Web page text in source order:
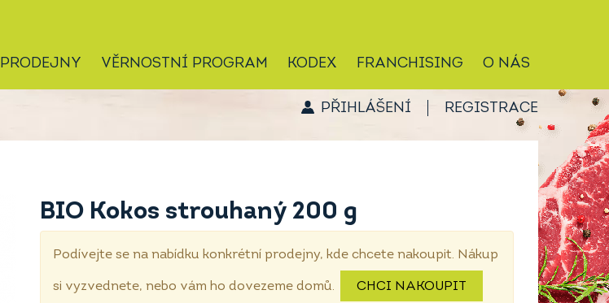
PRODEJNY VĚRNOSTNÍ PROGRAM KODEX FRANCHISING O NÁS
PŘIHLÁŠENÍ REGISTRACE
BIO Kokos strouhaný 200 g
Podívejte se na nabídku konkrétní prodejny, kde chcete nakoupit. Nákup
si vyzvednete, nebo vám ho dovezeme domů. CHCI NAKOUPIT